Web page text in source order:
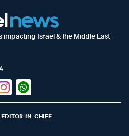
impacting Israel & the Middle East
Whatsapp
EDITOR-IN-CHIEF